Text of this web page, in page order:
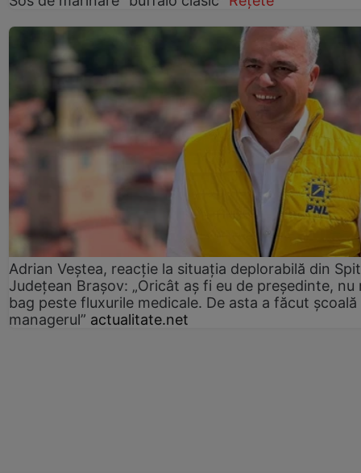
Adrian Veștea, reacție la situația deplorabilă din
Județean Brașov: „Oricât aș fi eu de președinte, nu
bag peste fluxurile medicale. De asta a făcut școală
managerul” actualitate.net